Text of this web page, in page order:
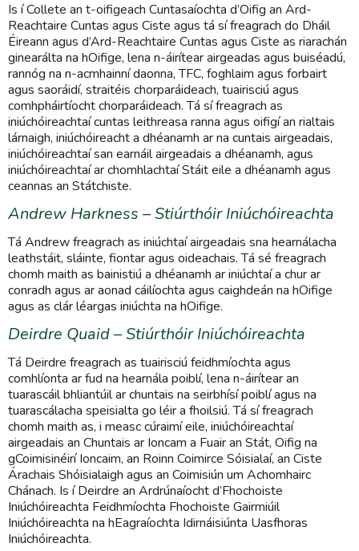
Is í Collete an t-oifigeach Cuntasaíochta d’Oifig an Ard-
Reachtaire Cuntas agus Ciste agus tá sí freagrach do Dháil
Éireann agus d’Ard-Reachtaire Cuntas agus Ciste as riarachán
ginearálta na hOifige, lena n-áirítear airgeadas agus buiséadú,
rannóg na n-acmhainní daonna, TFC, foghlaim agus forbairt
agus saoráidí, straitéis chorparáideach, tuairisciú agus
comhpháirtíocht chorparáideach. Tá sí freagrach as
iniúchóireachtaí cuntas leithreasa ranna agus oifigí an rialtais
lárnaigh, iniúchóireacht a dhéanamh ar na cuntais airgeadais,
iniúchóireachtaí san earnáil airgeadais a dhéanamh, agus
iniúchóireachtaí ar chomhlachtaí Stáit eile a dhéanamh agus
ceannas an Státchiste.
Andrew Harkness – Stiúrthóir Iniúchóireachta
Tá Andrew freagrach as iniúchtaí airgeadais sna hearnálacha
leathstáit, sláinte, fiontar agus oideachais. Tá sé freagrach
chomh maith as bainistiú a dhéanamh ar iniúchtaí a chur ar
conradh agus ar aonad cáilíochta agus caighdeán na hOifige
agus as clár léargas iniúchta na hOifige.
Deirdre Quaid – Stiúrthóir Iniúchóireachta
Tá Deirdre freagrach as tuairisciú feidhmíochta agus
comhlíonta ar fud na hearnála poiblí, lena n-áirítear an
tuarascáil bhliantúil ar chuntais na seirbhísí poiblí agus na
tuarascálacha speisialta go léir a fhoilsiú. Tá sí freagrach
chomh maith as, i measc cúraimí eile, iniúchóireachtaí
airgeadais an Chuntais ar Ioncam a Fuair an Stát, Oifig na
gCoimisinéirí Ioncaim, an Roinn Coimirce Sóisialaí, an Ciste
Árachais Shóisialaigh agus an Coimisiún um Achomhairc
Chánach. Is í Deirdre an Ardrúnaíocht d’Fhochoiste
Iniúchóireachta Feidhmíochta Fhochoiste Gairmiúil
Iniúchóireachta na hEagraíochta Idirnáisiúnta Uasfhoras
Iniúchóireachta.